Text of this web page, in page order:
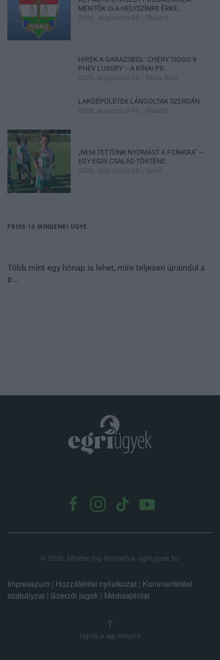
MENTŐK IS A HELYSZÍNRE ÉRKE...
2026. augusztus 06 Riasztó
HÍREK A GARÁZSBÓL: CHERY TIGGO 9
PHEV LUXURY – A KÍNAI PR...
2026. augusztus 06 Barta Autó
LAKÓÉPÜLETEK LÁNGOLTAK SZERDÁN
2026. augusztus 06 Riasztó
„NEM TETTÜNK NYOMÁST A FIUNKRA” –
EGY EGRI CSALÁD TÖRTÉNE...
2026. augusztus 06 Sport
FRISS 10 MINDENKI ÜGYE
Több mint egy hónap is lehet, mire teljesen újraindul a
p...
© 2026. Minden jog fenntartva. egriugyek.hu
Impresszum | Hozzáférési nyilatkozat | Kommentelési
szabályzat | Szerzői jogok | Médiaajánlat
Ugrás a lap tetejére